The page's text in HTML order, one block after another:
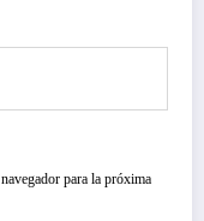
para la próxima